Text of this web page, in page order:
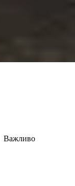
Важливо